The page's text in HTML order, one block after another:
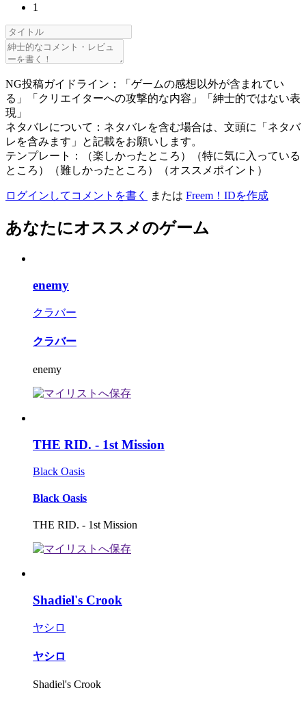
1
NG投稿ガイドライン：「ゲームの感想以外が含まれてい
る」「クリエイターへの攻撃的な内容」「紳士的ではない表
現」
ネタバレについて：ネタバレを含む場合は、文頭に「ネタバ
レを含みます」と記載をお願いします。
テンプレート：（楽しかったところ）（特に気に入っている
ところ）（難しかったところ）（オススメポイント）
ログインしてコメントを書く または Freem！IDを作成
あなたにオススメのゲーム
enemy
クラバー
クラバー
enemy
THE RID. - 1st Mission
Black Oasis
Black Oasis
THE RID. - 1st Mission
Shadiel's Crook
ヤシロ
ヤシロ
Shadiel's Crook